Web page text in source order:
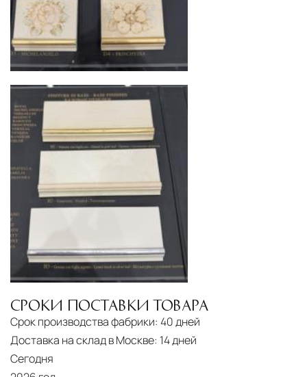
механических повреждений на всех этапах
маршрута.
Страхование грузаВсе международные
поставки застрахованы в соответствии с
международными стандартами. Клиенты могут
выбрать дополнительное страхование для
критичных партий товара.
СРОКИ ПОСТАВКИ ТОВАРА
Срок производства фабрики: 40 дней
Доставка на склад в Москве: 14 дней
Сегодня